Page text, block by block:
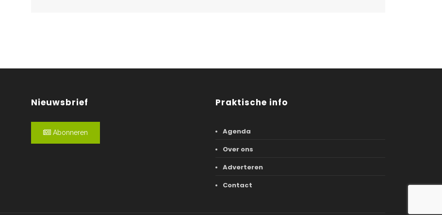
Nieuwsbrief
Abonneren
Praktische info
Agenda
Over ons
Adverteren
Contact